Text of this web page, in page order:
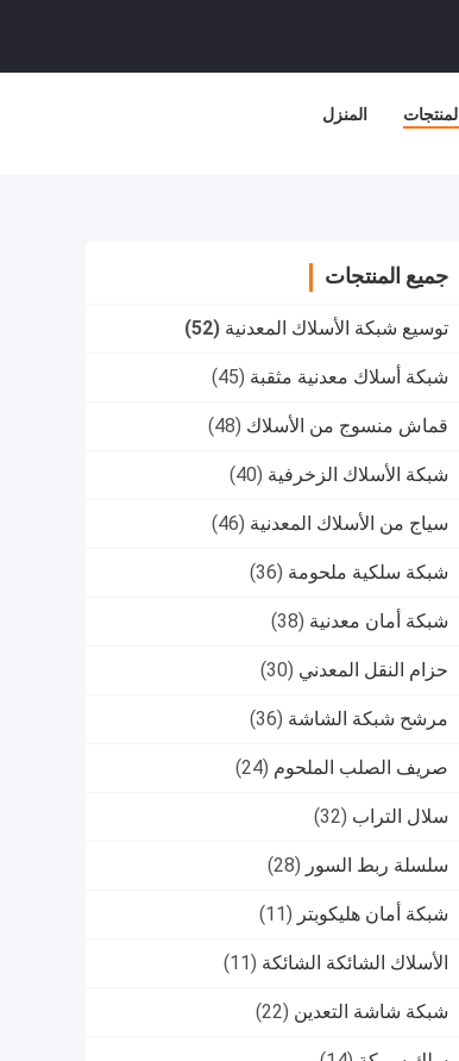
المنزل المنتجات
جميع المنتجات
توسيع شبكة الأسلاك المعدنية (52)
شبكة أسلاك معدنية مثقبة (45)
قماش منسوج من الأسلاك (48)
شبكة الأسلاك الزخرفية (40)
سياج من الأسلاك المعدنية (46)
شبكة سلكية ملحومة (36)
شبكة أمان معدنية (38)
حزام النقل المعدني (30)
مرشح شبكة الشاشة (36)
صريف الصلب الملحوم (24)
سلال التراب (32)
سلسلة ربط السور (28)
شبكة أمان هليكوبتر (11)
الأسلاك الشائكة الشائكة (11)
شبكة شاشة التعدين (22)